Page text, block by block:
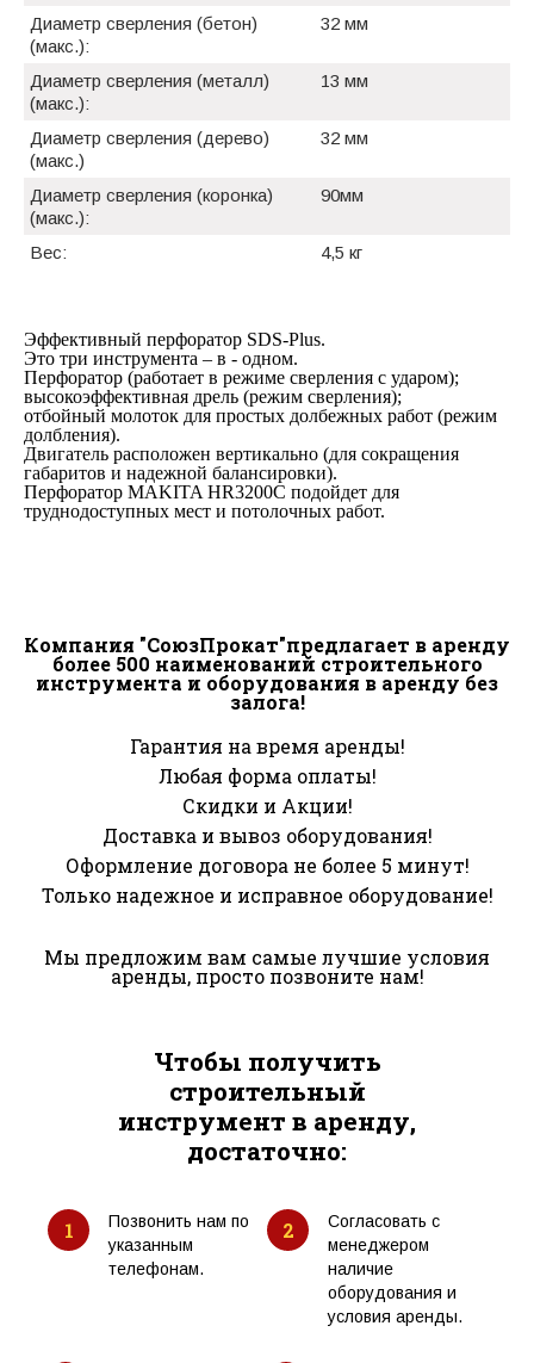
Диаметр сверления (бетон)
(макс.):
32 мм
Диаметр сверления (металл)
(макс.):
13 мм
Диаметр сверления (дерево)
(макс.)
32 мм
Диаметр сверления (коронка)
(макс.):
90мм
Вес: 4,5 кг
Эффективный перфоратор SDS-Plus.
Это три инструмента – в - одном.
Перфоратор (работает в режиме сверления с ударом);
высокоэффективная дрель (режим сверления);
отбойный молоток для простых долбежных работ (режим
долбления).
Двигатель расположен вертикально (для сокращения
габаритов и надежной балансировки).
Перфоратор MAKITA HR3200C подойдет для
труднодоступных мест и потолочных работ.
Компания "СоюзПрокат"предлагает в аренду
более 500 наименований строительного
инструмента и оборудования в аренду без
залога!
Гарантия на время аренды!
Любая форма оплаты!
Скидки и Акции!
Доставка и вывоз оборудования!
Оформление договора не более 5 минут!
Только надежное и исправное оборудование!
Мы предложим вам самые лучшие условия
аренды, просто позвоните нам!
Чтобы получить
строительный
инструмент в аренду,
достаточно:
1
Позвонить нам по
указанным
телефонам.
2
Согласовать с
менеджером
наличие
оборудования и
условия аренды.